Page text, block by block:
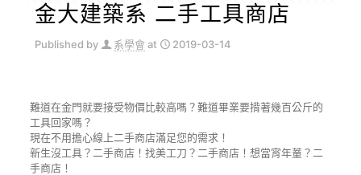
金大建築系 二手工具商店
Published by 系學會 at 2019-03-14
難道在金門就要接受物價比較高嗎？難道畢業要揹著幾百公斤的
工具回家嗎？
現在不用擔心線上二手商店滿足您的需求！
新生沒工具？二手商店！找美工刀？二手商店！想當宵年蕫？二
手商店！